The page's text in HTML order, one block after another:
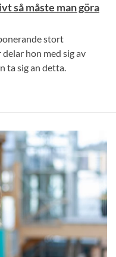
så måste man göra
stort
hon med sig av
ta sig an detta.